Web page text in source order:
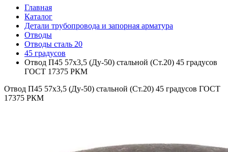
Главная
Каталог
Детали трубопровода и запорная арматура
Отводы
Отводы сталь 20
45 градусов
Отвод П45 57х3,5 (Ду-50) стальной (Ст.20) 45 градусов
ГОСТ 17375 РКМ
Отвод П45 57х3,5 (Ду-50) стальной (Ст.20) 45 градусов ГОСТ
17375 РКМ